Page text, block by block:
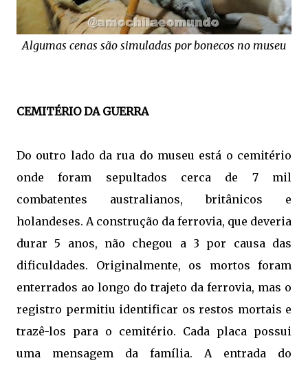
Algumas cenas são simuladas por bonecos no museu
CEMITÉRIO DA GUERRA
Do outro lado da rua do museu está o cemitério
onde foram sepultados cerca de 7 mil
combatentes australianos, britânicos e
holandeses. A construção da ferrovia, que deveria
durar 5 anos, não chegou a 3 por causa das
dificuldades. Originalmente, os mortos foram
enterrados ao longo do trajeto da ferrovia, mas o
registro permitiu identificar os restos mortais e
trazê-los para o cemitério. Cada placa possui
uma mensagem da família. A entrada do